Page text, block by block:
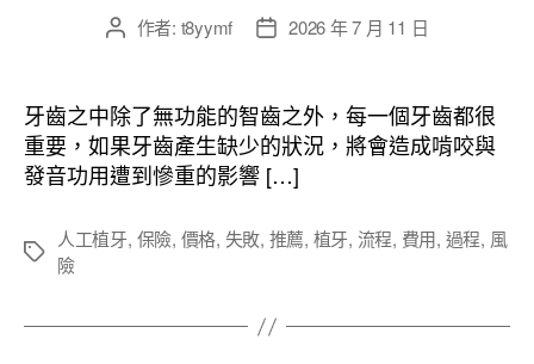
文
者
作者: t8yymf
文
佈
日
期
2026 年 7 月 11 日
牙齒之中除了無功能的智齒之外，每一個牙齒都很
重要，如果牙齒產生缺少的狀況，將會造成啃咬與
發音功用遭到慘重的影響 […]
標
人工植牙, 保險, 價格, 失敗, 推薦, 植牙, 流程, 費用, 過程, 風
險